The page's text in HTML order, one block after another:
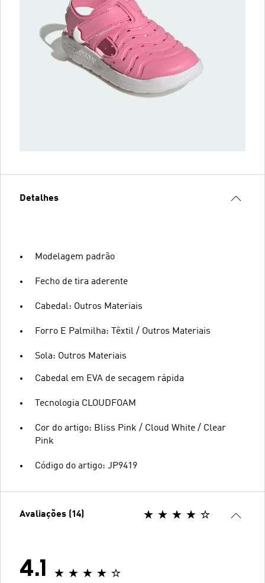
Detalhes
Modelagem padrão
Fecho de tira aderente
Cabedal: Outros Materiais
Forro E Palmilha: Têxtil / Outros Materiais
Sola: Outros Materiais
Cabedal em EVA de secagem rápida
Tecnologia CLOUDFOAM
Cor do artigo: Bliss Pink / Cloud White / Clear
Pink
Código do artigo: JP9419
Avaliações (14)
4.1